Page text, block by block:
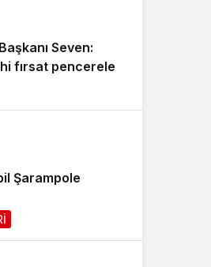
Seven:
fırsat pencereleri
Şarampole